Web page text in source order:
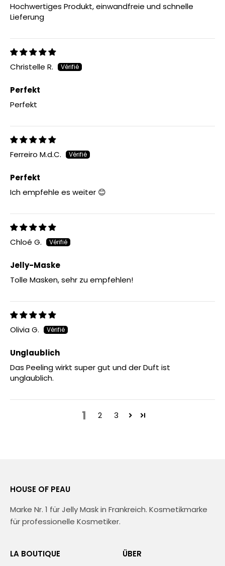
Hochwertiges Produkt, einwandfreie und schnelle
Lieferung
Christelle R.
Perfekt
Perfekt
Ferreiro M.d.C.
Perfekt
Ich empfehle es weiter 😊
Chloé G.
Jelly-Maske
Tolle Masken, sehr zu empfehlen!
Olivia G.
Unglaublich
Das Peeling wirkt super gut und der Duft ist
unglaublich.
1 2 3
HOUSE OF PEAU
Marke Nr. 1 für Jelly Mask in Frankreich. Kosmetikmarke
für professionelle Kosmetiker.
LA BOUTIQUE
ÜBER